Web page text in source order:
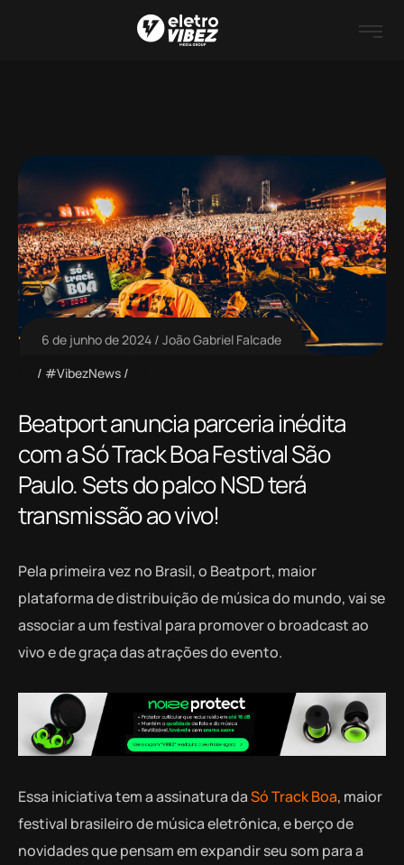
6 de junho de 2024
João Gabriel Falcade
#VibezNews
Beatport anuncia parceria inédita
com a Só Track Boa Festival São
Paulo. Sets do palco NSD terá
transmissão ao vivo!
Pela primeira vez no Brasil, o Beatport, maior
plataforma de distribuição de música do mundo, vai se
associar a um festival para promover o broadcast ao
vivo e de graça das atrações do evento.
Essa iniciativa tem a assinatura daSó Track Boa, maior
festival brasileiro de música eletrônica, e berço de
novidades que pensam em expandir seu som para a